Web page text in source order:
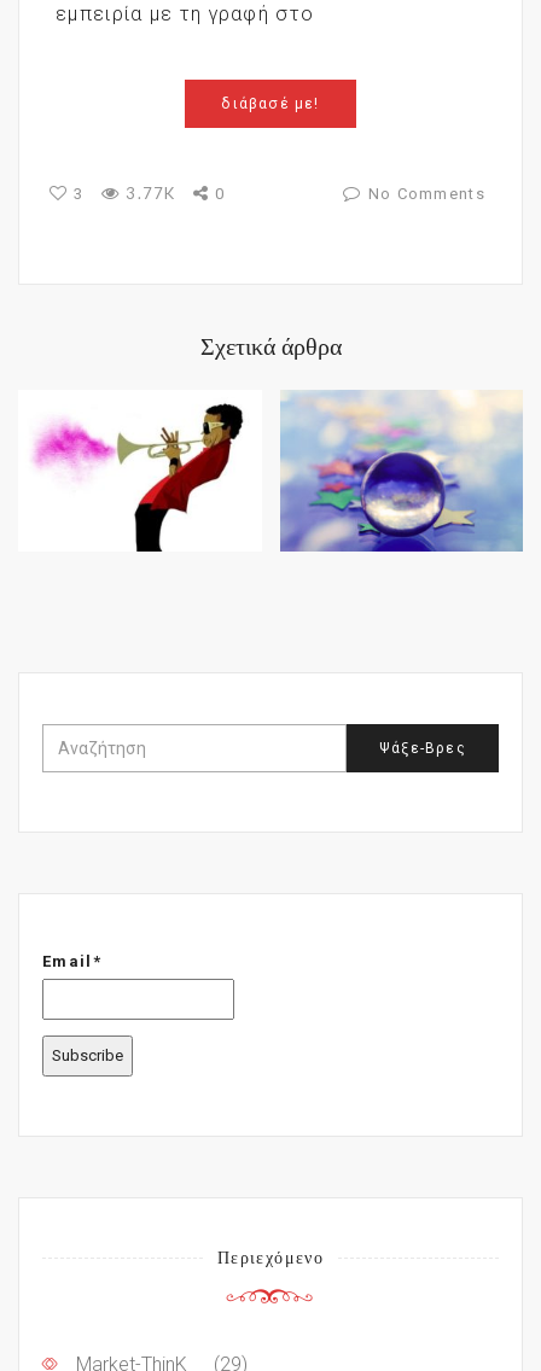
εμπειρία με τη γραφή στο
διάβασέ με!
3 3.77K 0 No Comments
Σχετικά άρθρα
Email*
Περιεχόμενο
Market-ThinK (29)